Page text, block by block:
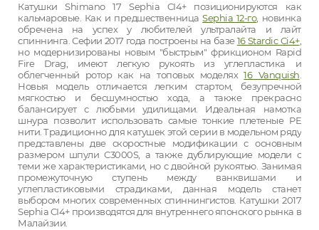
Катушки Shimano 17 Sephia CI4+ позиционируются как
кальмаровые. Как и предшественницаSephia 12-го, новинка
обречена на успех у любителей ультралайта и лайт
спиннинга. Сефии 2017 года построены на базе16 Stardic Ci4+,
но модернизированы новым "быстрым" фрикционом Rapid
Fire Drag, имеют легкую рукоять из углепластика и
облегченный ротор как на топовых моделях16 Vanquish
Новыя модель отличается легким стартом, безупречной
мягкостью и бесшумностью хода, а также прекрасно
балансирует с любыми удилищами. Идеальная намотка
шнура позволит использовать самые тонкие плетеные PE
нити. Традиционно для катушек этой серии в модельном ряду
представлены две скоростные модификации с основным
размером шпули C3000S, а также дублирующие модели с
теми же характеристиками, но с двойной рукоятью. Занимая
промежуточную ступень между ванквишами и
углепластиковыми страдиками, данная модель станет
выбором многих современных спиннингистов. Катушки 2017
Sephia CI4+ производятся для внутреннего японского рынка в
Малайзии.